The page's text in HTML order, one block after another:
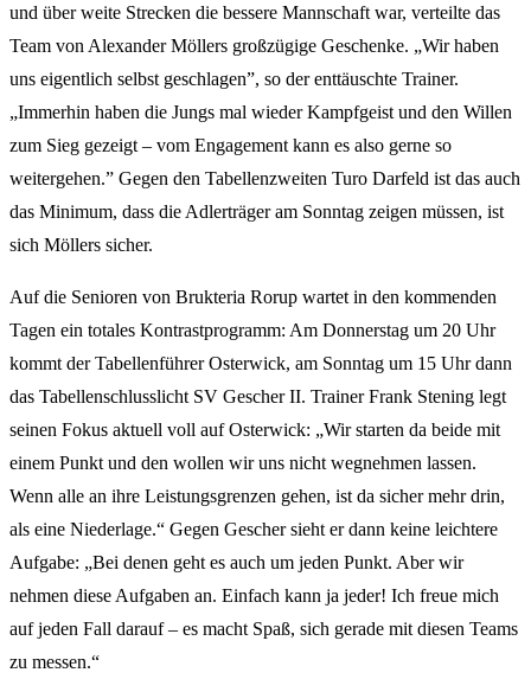
und über weite Strecken die bessere Mannschaft war, verteilte das
Team von Alexander Möllers großzügige Geschenke. „Wir haben
uns eigentlich selbst geschlagen”, so der enttäuschte Trainer.
„Immerhin haben die Jungs mal wieder Kampfgeist und den Willen
zum Sieg gezeigt – vom Engagement kann es also gerne so
weitergehen.” Gegen den Tabellenzweiten Turo Darfeld ist das auch
das Minimum, dass die Adlerträger am Sonntag zeigen müssen, ist
sich Möllers sicher.
Auf die Senioren von Brukteria Rorup wartet in den kommenden
Tagen ein totales Kontrastprogramm: Am Donnerstag um 20 Uhr
kommt der Tabellenführer Osterwick, am Sonntag um 15 Uhr dann
das Tabellenschlusslicht SV Gescher II. Trainer Frank Stening legt
seinen Fokus aktuell voll auf Osterwick: „Wir starten da beide mit
einem Punkt und den wollen wir uns nicht wegnehmen lassen.
Wenn alle an ihre Leistungsgrenzen gehen, ist da sicher mehr drin,
als eine Niederlage.“ Gegen Gescher sieht er dann keine leichtere
Aufgabe: „Bei denen geht es auch um jeden Punkt. Aber wir
nehmen diese Aufgaben an. Einfach kann ja jeder! Ich freue mich
auf jeden Fall darauf – es macht Spaß, sich gerade mit diesen Teams
zu messen.“